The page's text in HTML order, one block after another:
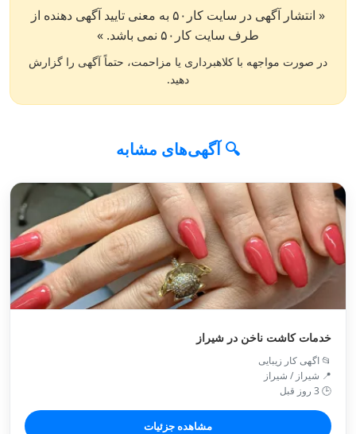
« انتشار آگهی در سایت کار۵۰ به معنی تایید آگهی دهنده از
طرف سایت کار۵۰ نمی باشد. »
در صورت مواجهه با کلاهبرداری یا مزاحمت، حتماً آگهی را گزارش
دهید.
🔍 آگهی‌های مشابه
خدمات کاشت ناخن در شیراز
📂 اگهی کار زیبایی
📍 شیراز / شیراز
🕒 3 روز قبل
مشاهده جزئیات